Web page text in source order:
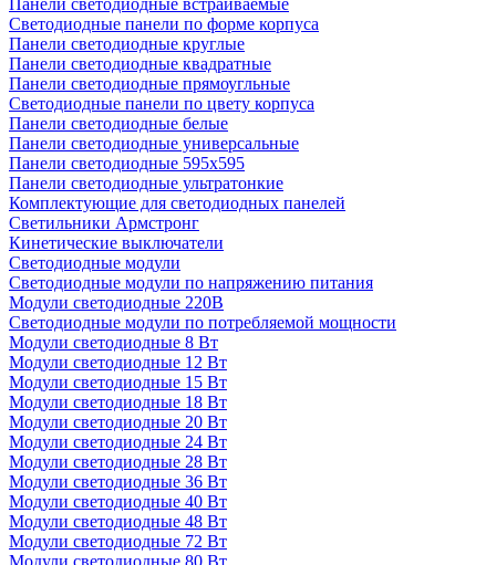
Панели светодиодные встраиваемые
Светодиодные панели по форме корпуса
Панели светодиодные круглые
Панели светодиодные квадратные
Панели светодиодные прямоугльные
Светодиодные панели по цвету корпуса
Панели светодиодные белые
Панели светодиодные универсальные
Панели светодиодные 595х595
Панели светодиодные ультратонкие
Комплектующие для светодиодных панелей
Светильники Армстронг
Кинетические выключатели
Светодиодные модули
Светодиодные модули по напряжению питания
Модули светодиодные 220В
Светодиодные модули по потребляемой мощности
Модули светодиодные 8 Вт
Модули светодиодные 12 Вт
Модули светодиодные 15 Вт
Модули светодиодные 18 Вт
Модули светодиодные 20 Вт
Модули светодиодные 24 Вт
Модули светодиодные 28 Вт
Модули светодиодные 36 Вт
Модули светодиодные 40 Вт
Модули светодиодные 48 Вт
Модули светодиодные 72 Вт
Модули светодиодные 80 Вт